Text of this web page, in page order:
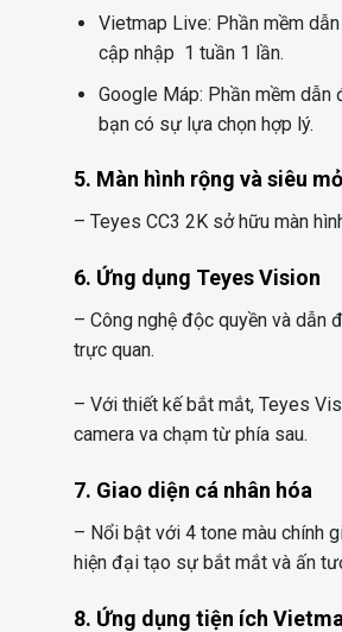
Vietmap Live: Phần mềm
cập nhập 1 tuần 1 lần.
Google Máp: Phần mềm
bạn có sự lựa chọn hợp lý.
5. Màn hình rộng và siêu
– Teyes CC3 2K sở hữu màn
6. Ứng dụng Teyes Vision
– Công nghệ độc quyền và dẫn
trực quan.
– Với thiết kế bắt mắt, Teyes
camera va chạm từ phía sau.
7. Giao diện cá nhân hóa
– Nổi bật với 4 tone màu chính
hiện đại tạo sự bắt mắt và ấn
8. Ứng dụng tiện ích